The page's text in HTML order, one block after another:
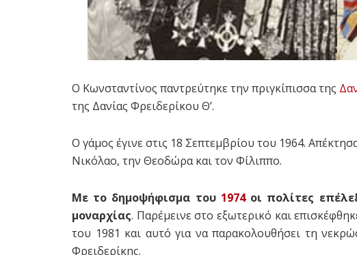
Ο Κωνσταντίνος παντρεύτηκε την πριγκίπισσα της
της Δανίας Φρειδερίκου Θ’.
Ο γάμος έγινε στις 18 Σεπτεμβρίου του 1964.
Νικόλαο, την Θεοδώρα και τον Φίλιππο.
Με το δημοψήφισμα του 1974οι πολίτες
μοναρχίας. Παρέμεινε στο εξωτερικό και
του 1981 και αυτό για να παρακολουθήσει τη
Φρειδερίκης.